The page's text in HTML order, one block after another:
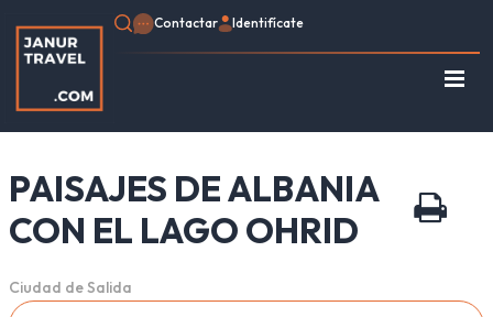
Contactar Identifícate
Egipto
Marruecos
PAISAJES DE ALBANIA
CON EL LAGO OHRID
Ciudad de Salida